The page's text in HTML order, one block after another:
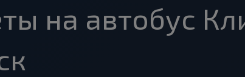
на автобус